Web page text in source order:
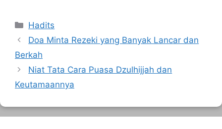
Kategori
Hadits
Doa Minta Rezeki yang Banyak Lancar dan
Berkah
Niat Tata Cara Puasa Dzulhijjah dan
Keutamaannya